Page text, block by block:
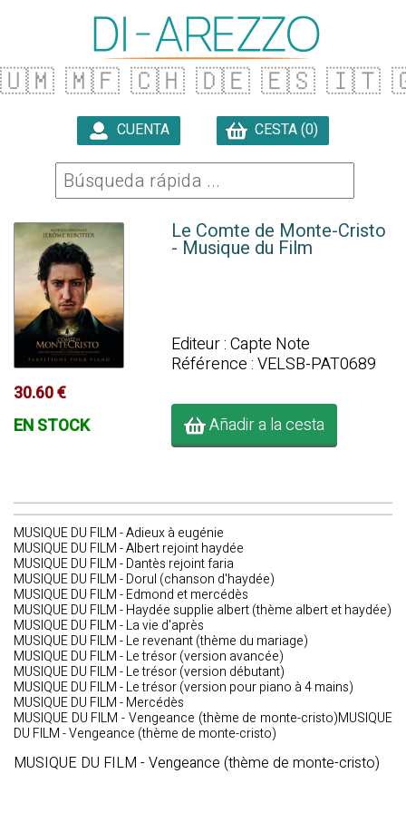
🇺🇲 🇲🇫 🇨🇭 🇩🇪 🇪🇸 🇮🇹
CUENTA CESTA (0)
30.60 €
EN STOCK
Le Comte de Monte-Cristo
- Musique du Film
Editeur : Capte Note
Référence : VELSB-PAT0689
Añadir a la cesta
MUSIQUE DU FILM - Adieux à eugénie
MUSIQUE DU FILM - Albert rejoint haydée
MUSIQUE DU FILM - Dantès rejoint faria
MUSIQUE DU FILM - Dorul (chanson d'haydée)
MUSIQUE DU FILM - Edmond et mercédès
MUSIQUE DU FILM - Haydée supplie albert (thème albert et haydée)
MUSIQUE DU FILM - La vie d'après
MUSIQUE DU FILM - Le revenant (thème du mariage)
MUSIQUE DU FILM - Le trésor (version avancée)
MUSIQUE DU FILM - Le trésor (version débutant)
MUSIQUE DU FILM - Le trésor (version pour piano à 4 mains)
MUSIQUE DU FILM - Mercédès
MUSIQUE DU FILM - Vengeance (thème de monte-cristo)MUSIQUE
DU FILM - Vengeance (thème de monte-cristo)
MUSIQUE DU FILM - Vengeance (thème de monte-cristo)